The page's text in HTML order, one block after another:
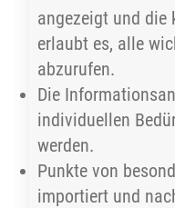
angezeigt und die
erlaubt es, alle
abzurufen.
Die
individuellen
werden.
Punkte von
importiert und